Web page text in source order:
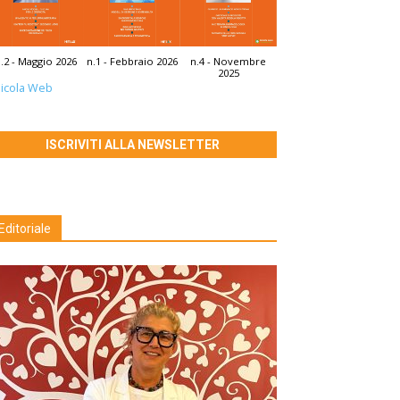
- Maggio 2026 n.1 - Febbraio 2026
n.4 - Novembre
2025
Web
ISCRIVITI ALLA NEWSLETTER